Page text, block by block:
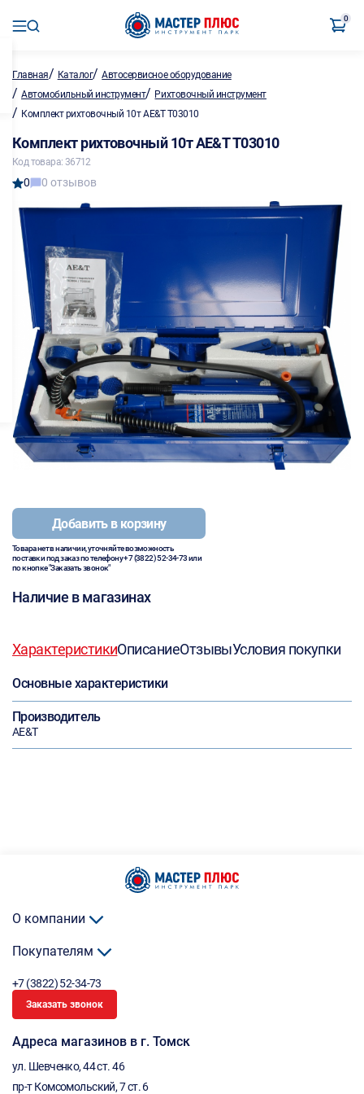
0
Главная/ Каталог/Автосервисное оборудование
/ Автомобильный инструмент/ Рихтовочный инструмент
/ Комплект рихтовочный 10т AE&T Т03010
Комплект рихтовочный 10т AE&T Т03010
Код товара: 36712
0 0 отзывов
Добавить в корзину
Товара нет в наличии, уточняйте возможность
поставки под заказ по телефону+7 (3822) 52-34-73или
по кнопке "Заказать звонок"
Наличие в магазинах
ХарактеристикиОписаниеОтзывыУсловия покупки
Основные характеристики
Производитель
AE&T
О компании
Покупателям
+7 (3822) 52-34-73
Заказать звонок
Адреса магазинов в г. Томск
ул. Шевченко, 44 ст. 46
пр-т Комсомольский, 7 ст. 6